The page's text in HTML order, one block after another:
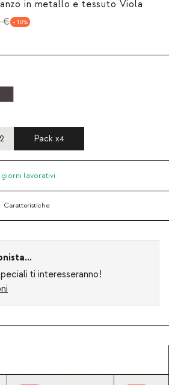
in metallo e tessuto Viola
€ 10
Pack x4
giorni lavorativi
Caratteristiche
ti interesseranno!